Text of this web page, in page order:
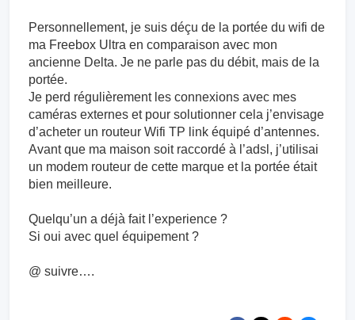
Personnellement, je suis déçu de la portée du wifi de
ma Freebox Ultra en comparaison avec mon
ancienne Delta. Je ne parle pas du débit, mais de la
portée.
Je perd régulièrement les connexions avec mes
caméras externes et pour solutionner cela j’envisage
d’acheter un routeur Wifi TP link équipé d’antennes.
Avant que ma maison soit raccordé à l’adsl, j’utilisai
un modem routeur de cette marque et la portée était
bien meilleure.
Quelqu’un a déjà fait l’experience ?
Si oui avec quel équipement ?
@ suivre….